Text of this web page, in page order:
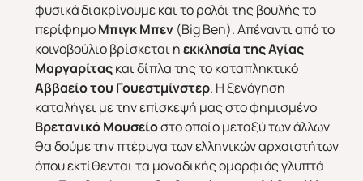
φυσικά διακρίνουμε και το ρολόι της βουλής το
περίφημοΜπιγκ Μπεν(Big Ben). Απέναντι από το
κοινοβούλιο βρίσκεται ηεκκλησία της Αγίας
Μαργαρίταςκαι δίπλα της το καταπληκτικό
Αββαείο του Γουεστμίνστερ. Η ξενάγηση
καταλήγει με την επίσκεψή μας στο φημισμένο
Βρετανικό Μουσείοστο οποίο μεταξύ των άλλων
θα δούμε την πτέρυγα των ελληνικών αρχαιοτήτων
όπου εκτίθενται τα μοναδικής ομορφιάς γλυπτά